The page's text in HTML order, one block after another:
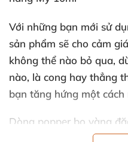
Với những bạn mới sử
sản phẩm sẽ cho cảm
không thể nào bỏ qua,
nào, là cong hay thẳng
bạn tăng hứng một cách
Dòng popper bọ vàng
, giúp bạn